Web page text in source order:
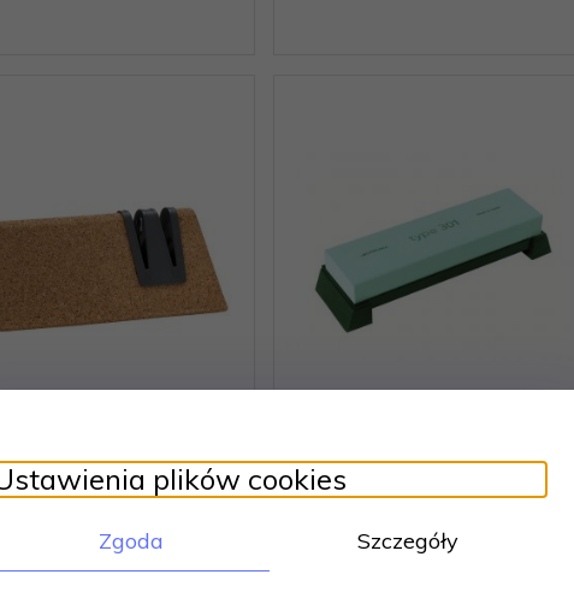
Ostrzałka do Noży
Kamień do Ostrzenia Noży 800
plików cookies
Zgoda Szczegóły